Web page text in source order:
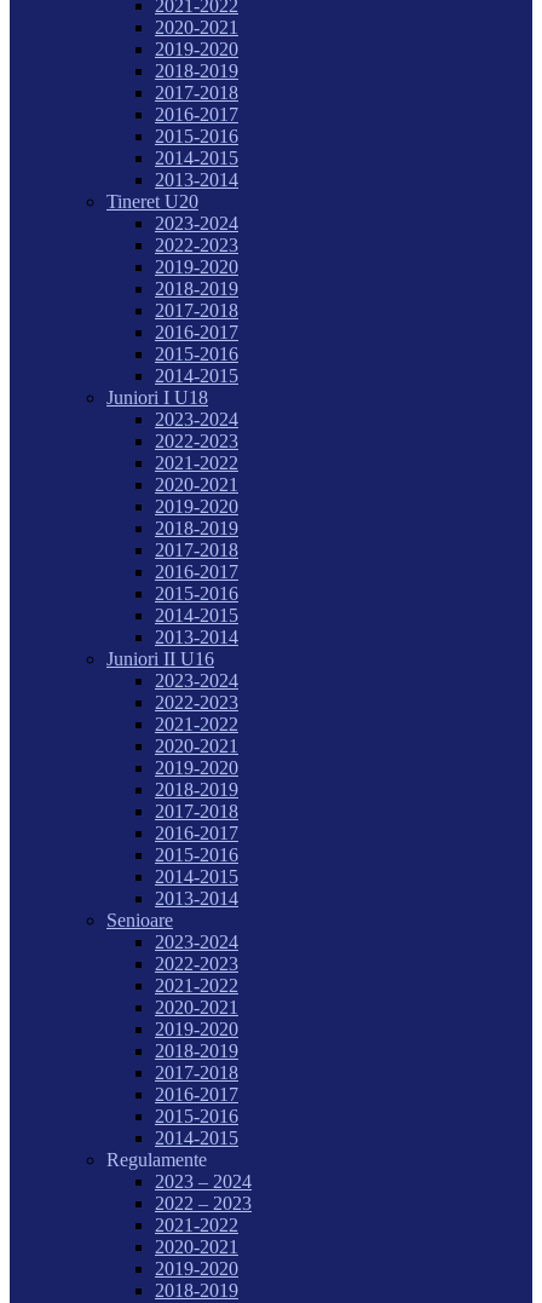
2021-2022
2020-2021
2019-2020
2018-2019
2017-2018
2016-2017
2015-2016
2014-2015
2013-2014
Tineret U20
2023-2024
2022-2023
2019-2020
2018-2019
2017-2018
2016-2017
2015-2016
2014-2015
Juniori I U18
2023-2024
2022-2023
2021-2022
2020-2021
2019-2020
2018-2019
2017-2018
2016-2017
2015-2016
2014-2015
2013-2014
Juniori II U16
2023-2024
2022-2023
2021-2022
2020-2021
2019-2020
2018-2019
2017-2018
2016-2017
2015-2016
2014-2015
2013-2014
Senioare
2023-2024
2022-2023
2021-2022
2020-2021
2019-2020
2018-2019
2017-2018
2016-2017
2015-2016
2014-2015
Regulamente
2023 – 2024
2022 – 2023
2021-2022
2020-2021
2019-2020
2018-2019